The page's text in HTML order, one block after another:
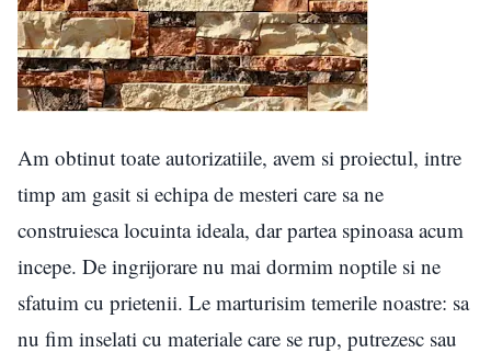
Am obtinut toate autorizatiile, avem si proiectul, intre
timp am gasit si echipa de mesteri care sa ne
construiesca locuinta ideala, dar partea spinoasa acum
incepe. De ingrijorare nu mai dormim noptile si ne
sfatuim cu prietenii. Le marturisim temerile noastre: sa
nu fim inselati cu materiale care se rup, putrezesc sau